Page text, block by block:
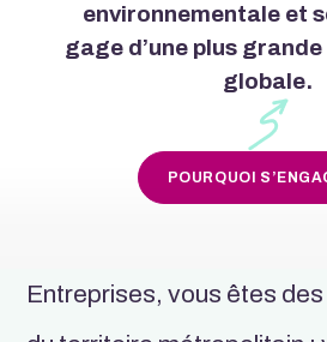
environnementale et
gage d’une plus
globale.
POURQUOI
Entreprises, vous êtes